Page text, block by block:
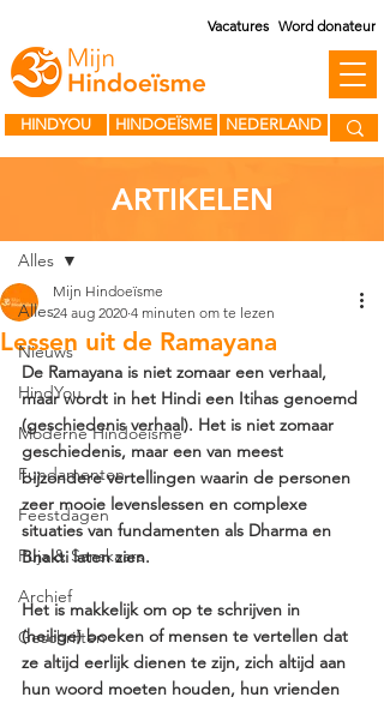
HINDOEÏSME
HINDYOU NEDERLAND
Vacatures Word donateur
Alles
Nieuws
HindYou
Moderne Hindoeïsme
Fundamenten
Feestdagen
Puja & Sanskaars
Archief
Geschriften
Alles
Lessen uit de Ramayana
Mijn Hindoeïsme
24 aug 2020 4 minuten om te lezen
De Ramayana is niet zomaar een verhaal,
maar wordt in het Hindi een Itihas genoemd
(geschiedenis verhaal). Het is niet zomaar
geschiedenis, maar een van meest
bijzondere vertellingen waarin de personen
zeer mooie levenslessen en complexe
situaties van fundamenten als Dharma en
Bhakti laten zien.
Het is makkelijk om op te schrijven in
(heilige) boeken of mensen te vertellen dat
ze altijd eerlijk dienen te zijn, zich altijd aan
hun woord moeten houden, hun vrienden
ARTIKELEN